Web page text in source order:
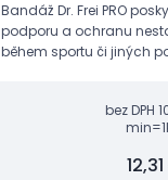
Bandáž Dr. Frei PRO
podporu a ochranu
během sportu či jiných
bez DPH
12,31